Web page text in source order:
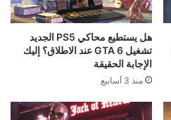
هل يستطيع محاكي PS5 الجديد
تشغيل GTA 6 عند الاطلاق؟ إليك
الإجابة الحقيقة
منذ 3 أسابيع